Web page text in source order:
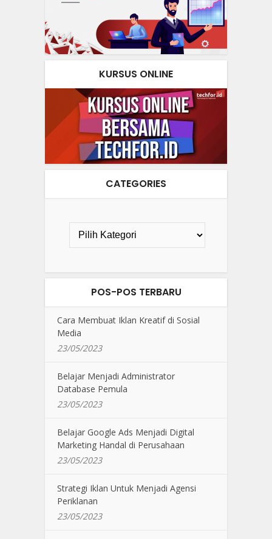
KURSUS ONLINE
CATEGORIES
POS-POS TERBARU
Cara Membuat Iklan Kreatif di Sosial
Media
23/05/2023
Belajar Menjadi Administrator
Database Pemula
23/05/2023
Belajar Google Ads Menjadi Digital
Marketing Handal di Perusahaan
23/05/2023
Strategi Iklan Untuk Menjadi Agensi
Periklanan
23/05/2023